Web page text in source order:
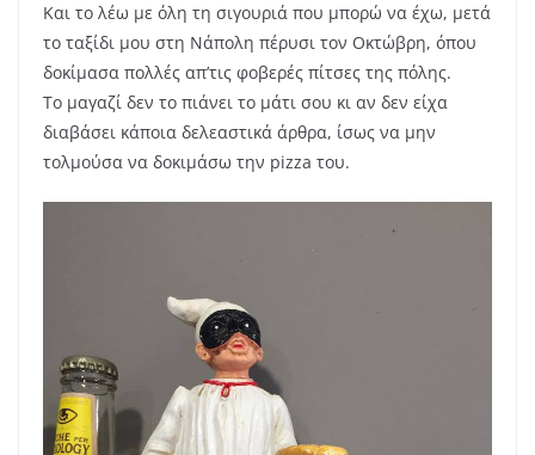
Και το λέω με όλη τη σιγουριά που μπορώ να έχω, μετά
το ταξίδι μου στη Νάπολη πέρυσι τον Οκτώβρη, όπου
δοκίμασα πολλές απ’τις φοβερές πίτσες της πόλης.
Το μαγαζί δεν το πιάνει το μάτι σου κι αν δεν είχα
διαβάσει κάποια δελεαστικά άρθρα, ίσως να μην
τολμούσα να δοκιμάσω την pizza του.